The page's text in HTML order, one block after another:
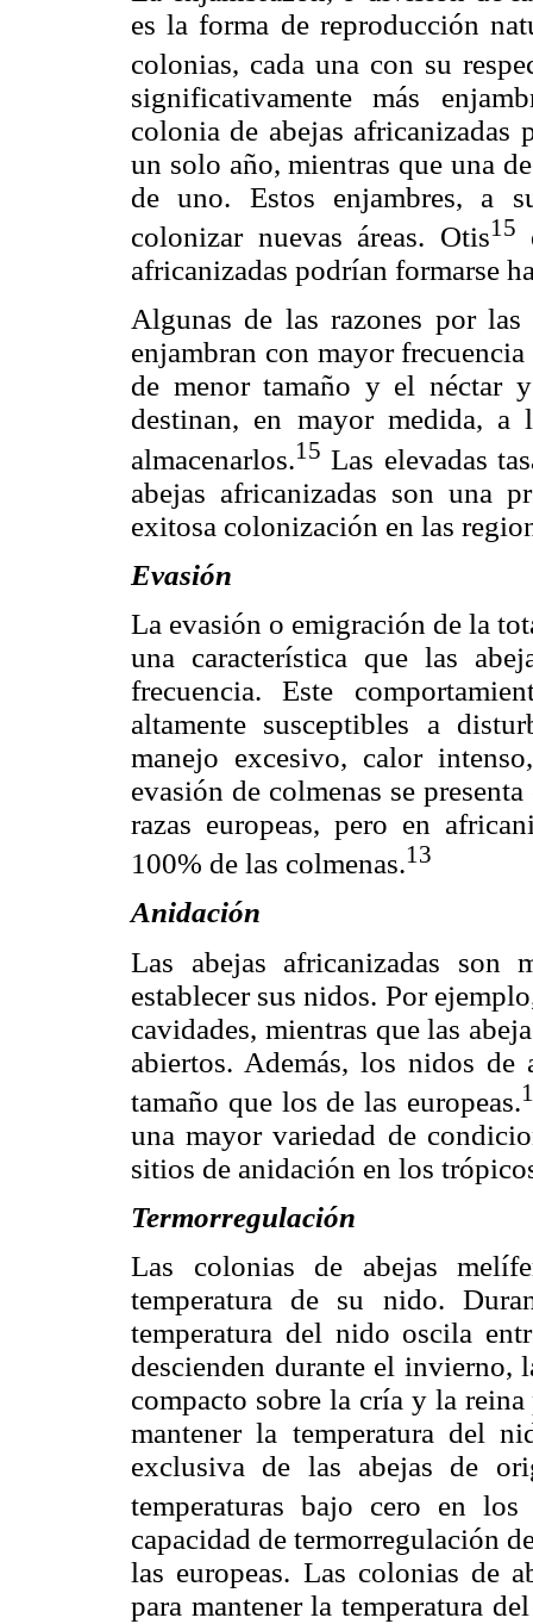
es la forma de reproducción
colonias, cada una con su
significativamente más
colonia de abejas africanizadas
un solo año, mientras que una
de uno. Estos enjambres, a
colonizar nuevas áreas. Otis15
africanizadas podrían formarse
Algunas de las razones por
enjambran con mayor
de menor tamaño y el néctar
destinan, en mayor medida,
almacenarlos.15 Las elevadas
abejas africanizadas son una
exitosa colonización en las
Evasión
La evasión o emigración de la
una característica que las
frecuencia. Este
altamente susceptibles a
manejo excesivo, calor
evasión de colmenas se
razas europeas, pero en
100% de las colmenas.13
Anidación
Las abejas africanizadas son
establecer sus nidos. Por
cavidades, mientras que las
abiertos. Además, los nidos de
tamaño que los de las europeas.
una mayor variedad de
sitios de anidación en los
Termorregulación
Las colonias de abejas
temperatura de su nido.
temperatura del nido oscila
descienden durante el invierno,
compacto sobre la cría y la
mantener la temperatura del
exclusiva de las abejas de
temperaturas bajo cero en
capacidad de termorregulación
las europeas. Las colonias de
para mantener la temperatura